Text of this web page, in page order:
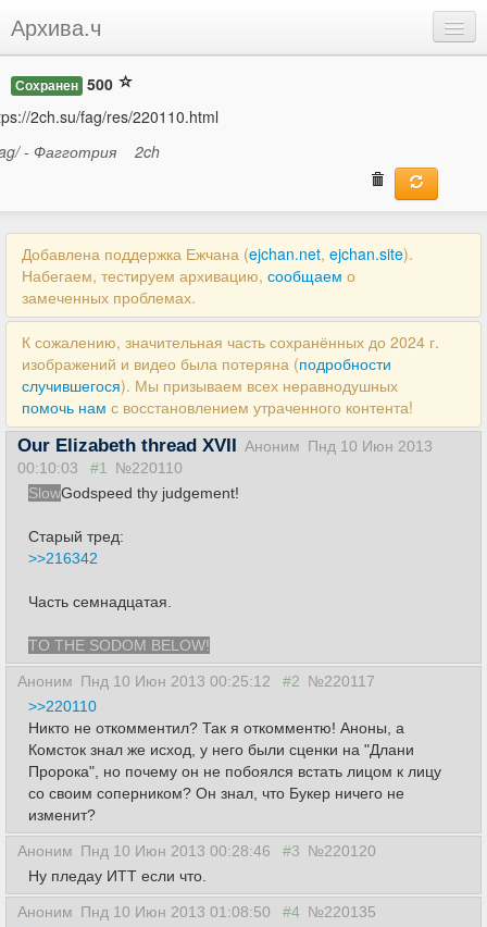
Архива.ч
Войти
Сохранен 500
2ch.su/fag/res/220110.html
- Фагготрия
2ch
Добавлена поддержка Ежчана (ejchan.net, ejchan.site).
Набегаем, тестируем архивацию, сообщаем о
замеченных проблемах.
К сожалению, значительная часть сохранённых до 2024 г.
изображений и видео была потеряна (подробности
случившегося). Мы призываем всех неравнодушных
помочь нам с восстановлением утраченного контента!
Our Elizabeth thread XVII Аноним Пнд 10 Июн 2013
00:10:03
#1
№220110
SlowGodspeed thy judgement!
Старый тред:
>>216342
Часть семнадцатая.
TO THE SODOM BELOW!
Аноним Пнд 10 Июн 2013 00:25:12 #2 №220117
>>220110
Никто не откомментил? Так я откомментю! Аноны, а
Комсток знал же исход, у него были сценки на "Длани
Пророка", но почему он не побоялся встать лицом к лицу
со своим соперником? Он знал, что Букер ничего не
изменит?
Аноним Пнд 10 Июн 2013 00:28:46 #3 №220120
Ну пледау ИТТ если что.
Аноним Пнд 10 Июн 2013 01:08:50 #4 №220135